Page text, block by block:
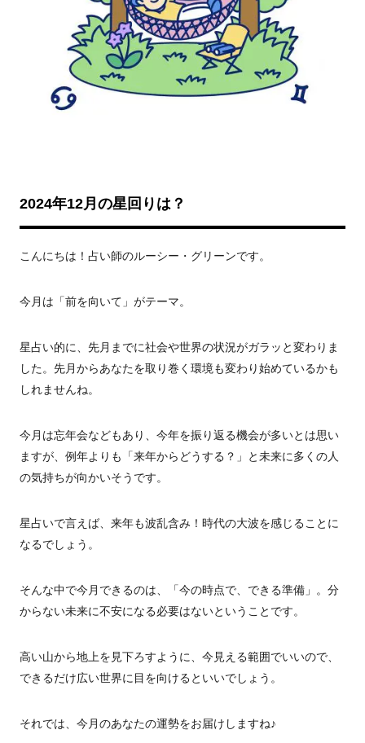
2024年12月の星回りは？
こんにちは！占い師のルーシー・グリーンです。
今月は「前を向いて」がテーマ。
星占い的に、先月までに社会や世界の状況がガラッと変わりま
した。先月からあなたを取り巻く環境も変わり始めているかも
しれませんね。
今月は忘年会などもあり、今年を振り返る機会が多いとは思い
ますが、例年よりも「来年からどうする？」と未来に多くの人
の気持ちが向かいそうです。
星占いで言えば、来年も波乱含み！時代の大波を感じることに
なるでしょう。
そんな中で今月できるのは、「今の時点で、できる準備」。分
からない未来に不安になる必要はないということです。
高い山から地上を見下ろすように、今見える範囲でいいので、
できるだけ広い世界に目を向けるといいでしょう。
それでは、今月のあなたの運勢をお届けしますね♪